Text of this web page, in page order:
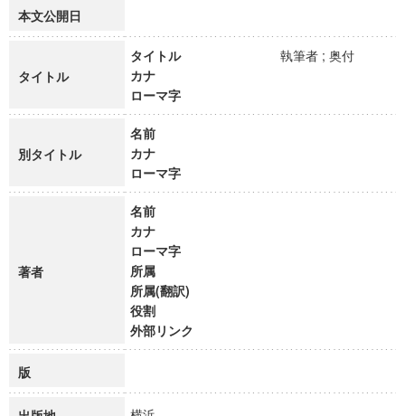
本文公開日
タイトル
タイトル
執筆者 ; 奥付
カナ
ローマ字
別タイトル
名前
カナ
ローマ字
著者
名前
カナ
ローマ字
所属
所属(翻訳)
役割
外部リンク
版